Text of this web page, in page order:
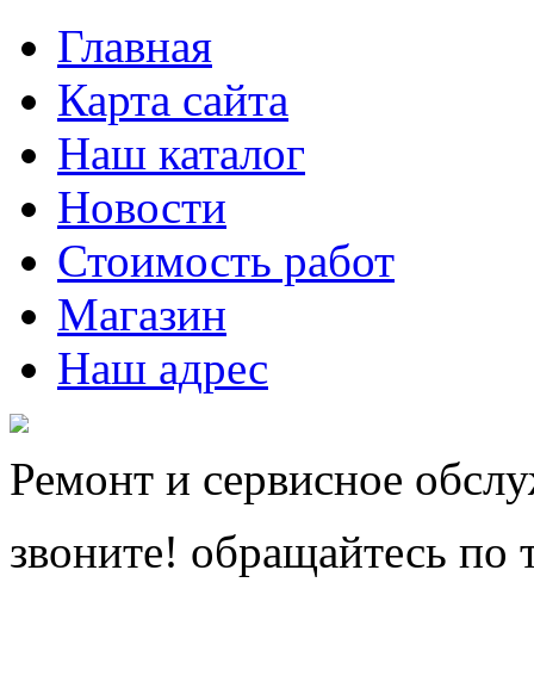
Главная
Карта сайта
Наш каталог
Новости
Стоимость работ
Магазин
Наш адрес
Ремонт и сервисное
звоните! обращайтесь по